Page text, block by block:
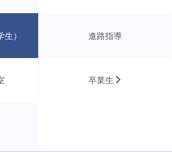
） 進路指導
卒業生